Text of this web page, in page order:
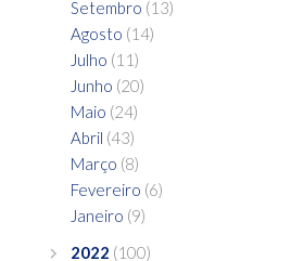
Setembro (13)
Agosto (14)
Julho (11)
Junho (20)
Maio (24)
Abril (43)
Março (8)
Fevereiro (6)
Janeiro (9)
2022 (100)